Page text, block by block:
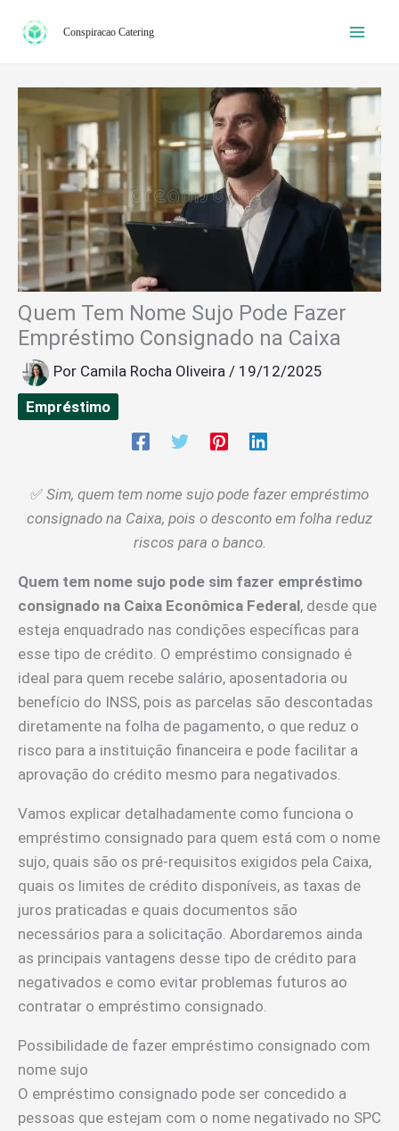
para
conteúdo
Conspiracao Catering
Quem Tem Nome Sujo Pode Fazer
Empréstimo Consignado na Caixa
Por Camila Rocha Oliveira / 19/12/2025
Empréstimo
✅ Sim, quem tem nome sujo pode fazer empréstimo
consignado na Caixa, pois o desconto em folha reduz
riscos para o banco.
Quem tem nome sujo pode sim fazer empréstimo
consignado na Caixa Econômica Federal, desde que
esteja enquadrado nas condições específicas para
esse tipo de crédito. O empréstimo consignado é
ideal para quem recebe salário, aposentadoria ou
benefício do INSS, pois as parcelas são descontadas
diretamente na folha de pagamento, o que reduz o
risco para a instituição financeira e pode facilitar a
aprovação do crédito mesmo para negativados.
Vamos explicar detalhadamente como funciona o
empréstimo consignado para quem está com o nome
sujo, quais são os pré-requisitos exigidos pela Caixa,
quais os limites de crédito disponíveis, as taxas de
juros praticadas e quais documentos são
necessários para a solicitação. Abordaremos ainda
as principais vantagens desse tipo de crédito para
negativados e como evitar problemas futuros ao
contratar o empréstimo consignado.
Possibilidade de fazer empréstimo consignado com
nome sujo
O empréstimo consignado pode ser concedido a
pessoas que estejam com o nome negativado no SPC